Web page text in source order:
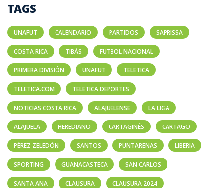
TAGS
UNAFUT CALENDARIO PARTIDOS SAPRISSA
COSTA RICA TIBÁS FUTBOL NACIONAL
PRIMERA DIVISIÓN UNAFUT TELETICA
TELETICA.COM TELETICA DEPORTES
NOTICIAS COSTA RICA ALAJUELENSE LA LIGA
ALAJUELA HEREDIANO CARTAGINÉS CARTAGO
PÉREZ ZELEDÓN SANTOS PUNTARENAS LIBERIA
SPORTING GUANACASTECA SAN CARLOS
SANTA ANA CLAUSURA CLAUSURA 2024